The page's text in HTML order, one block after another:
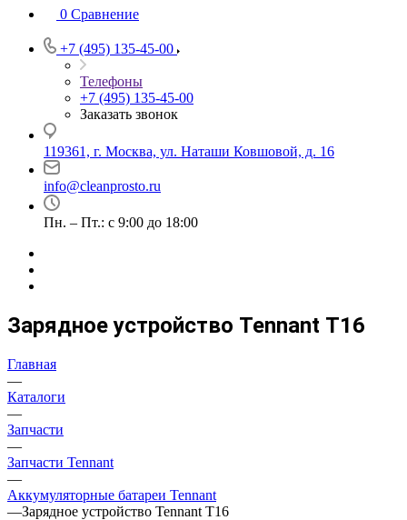
0 Сравнение
+7 (495) 135-45-00
Телефоны
+7 (495) 135-45-00
Заказать звонок
119361, г. Москва, ул. Наташи Ковшовой, д. 16
info@cleanprosto.ru
Пн. – Пт.: с 9:00 до 18:00
Зарядное устройство Tennant Т16
Главная
—
Каталоги
—
Запчасти
—
Запчасти Tennant
—
Аккумуляторные батареи Tennant
—Зарядное устройство Tennant Т16